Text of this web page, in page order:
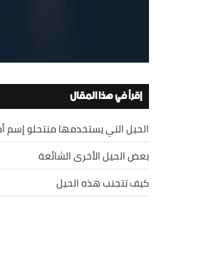
إقرأ في هذا المقال
الحيل التي يستخدمها منتحلو إسم
بعض الحيل الأخرى الشائعة
كيف تتجنب هذه الحيل